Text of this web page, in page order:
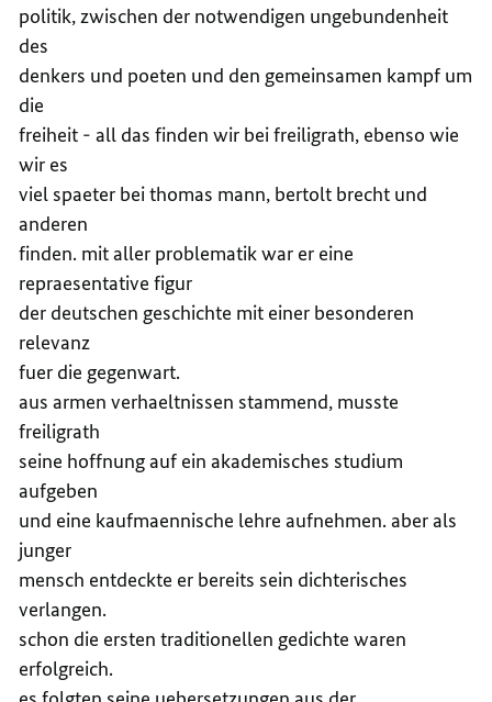
politik, zwischen der notwendigen ungebundenheit
des
denkers und poeten und den gemeinsamen kampf um
die
freiheit - all das finden wir bei freiligrath, ebenso wie
wir es
viel spaeter bei thomas mann, bertolt brecht und
anderen
finden. mit aller problematik war er eine
repraesentative figur
der deutschen geschichte mit einer besonderen
relevanz
fuer die gegenwart.
aus armen verhaeltnissen stammend, musste
freiligrath
seine hoffnung auf ein akademisches studium
aufgeben
und eine kaufmaennische lehre aufnehmen. aber als
junger
mensch entdeckte er bereits sein dichterisches
verlangen.
schon die ersten traditionellen gedichte waren
erfolgreich.